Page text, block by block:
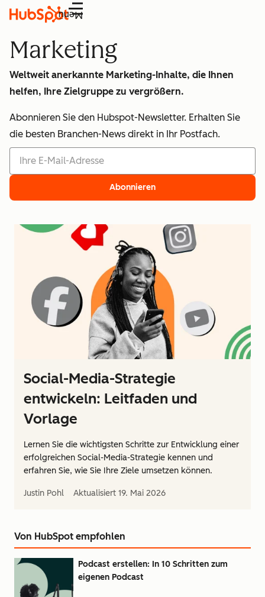
Menü
Marketing
Weltweit anerkannte Marketing-Inhalte, die Ihnen
helfen, Ihre Zielgruppe zu vergrößern.
Abonnieren Sie den Hubspot-Newsletter. Erhalten Sie
die besten Branchen-News direkt in Ihr Postfach.
Abonnieren
Social-Media-Strategie
entwickeln: Leitfaden und
Vorlage
Lernen Sie die wichtigsten Schritte zur Entwicklung einer
erfolgreichen Social-Media-Strategie kennen und
erfahren Sie, wie Sie Ihre Ziele umsetzen können.
Justin Pohl Aktualisiert 19. Mai 2026
Von HubSpot empfohlen
Podcast erstellen: In 10 Schritten zum
eigenen Podcast